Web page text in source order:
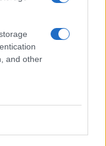
and other